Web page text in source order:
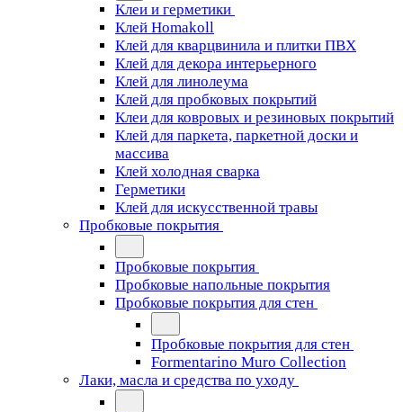
Клеи и герметики
Клей Homakoll
Клей для кварцвинила и плитки ПВХ
Клей для декора интерьерного
Клей для линолеума
Клей для пробковых покрытий
Клеи для ковровых и резиновых покрытий
Клей для паркета, паркетной доски и
массива
Клей холодная сварка
Герметики
Клей для искусственной травы
Пробковые покрытия
Пробковые покрытия
Пробковые напольные покрытия
Пробковые покрытия для стен
Пробковые покрытия для стен
Formentarino Muro Collection
Лаки, масла и средства по уходу